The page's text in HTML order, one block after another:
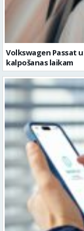
Pievienojies vairāk
lietotājiem